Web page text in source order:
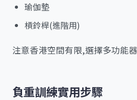
瑜伽墊
槓鈴桿(進階用)
注意香港空間有限,選擇多功能
負重訓練實用步驟